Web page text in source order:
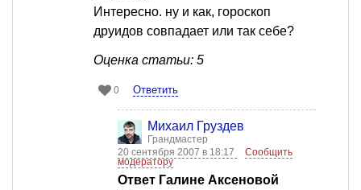
Интересно. ну и как, гороскоп
друидов совпадает или так себе?
Оценка статьи: 5
0 Ответить
Михаил Груздев
Грандмастер
20 сентября 2007 в 18:17
Сообщить
модератору
Ответ Галине Аксеновой